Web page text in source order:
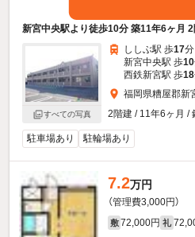
新宮中央駅より徒歩10分 築11年6ヶ月
すべての写真
ししぶ駅 歩17分
新宮中央駅 歩10
西鉄新宮駅 歩18
福岡県糟屋郡新
2階建 / 11年6ヶ月 /
駐車場あり 駐輪場あり
7.2万円
（管理費3,000円）
敷 72,000円 礼